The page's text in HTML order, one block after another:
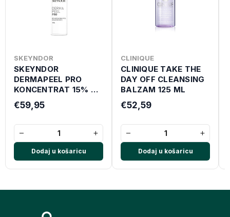
SKEYNDOR
SKEYNDOR
DERMAPEEL PRO
KONCENTRAT 15% 30
ML
€59,95
− +
Dodaj u košaricu
CLINIQUE
CLINIQUE TAKE THE
DAY OFF CLEANSING
BALZAM 125 ML
€52,59
− +
Dodaj u košaricu